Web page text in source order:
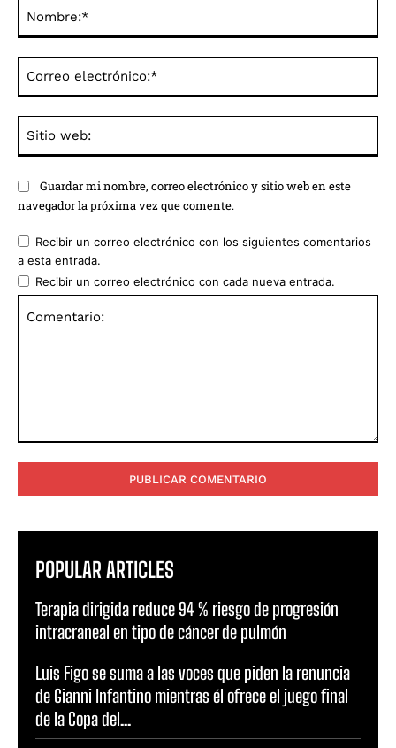
Guardar mi nombre, correo electrónico y sitio web en este
navegador la próxima vez que comente.
Recibir un correo electrónico con los siguientes comentarios
a esta entrada.
Recibir un correo electrónico con cada nueva entrada.
POPULAR ARTICLES
Terapia dirigida reduce 94 % riesgo de progresión
intracraneal en tipo de cáncer de pulmón
Luis Figo se suma a las voces que piden la renuncia
de Gianni Infantino mientras él ofrece el juego final
de la Copa del...